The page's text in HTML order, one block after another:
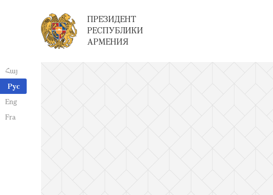
Հայ
Рус
Eng
Fra
ПРЕЗИДЕНТ
РЕСПУБЛИКИ
АРМЕНИЯ